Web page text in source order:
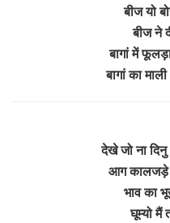
बीज यो
बीज ने
बागां में
बागां का
देखे जो ना
आग कालजड़े
भाव का
घूम्यो मैं